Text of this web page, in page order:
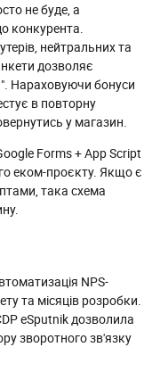
не буде, а
конкурента.
нейтральних та
дозволяє
Нараховуючи бонуси
в повторну
у магазин.
Forms + App Script
еком-проєкту. Якщо є
така схема
NPS-
та місяців розробки.
eSputnik дозволила
зворотного зв'язку